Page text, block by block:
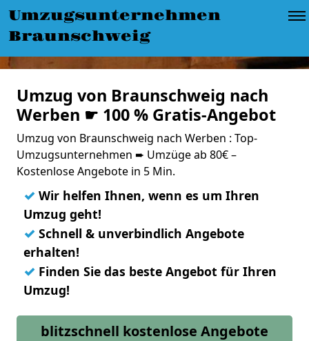
Umzugsunternehmen
Braunschweig
Umzug von Braunschweig nach
Werben ☛ 100 % Gratis-Angebot
Umzug von Braunschweig nach Werben : Top-
Umzugsunternehmen ➨ Umzüge ab 80€ –
Kostenlose Angebote in 5 Min.
✓ Wir helfen Ihnen, wenn es um Ihren
Umzug geht!
✓ Schnell & unverbindlich Angebote
erhalten!
✓ Finden Sie das beste Angebot für Ihren
Umzug!
blitzschnell kostenlose Angebote